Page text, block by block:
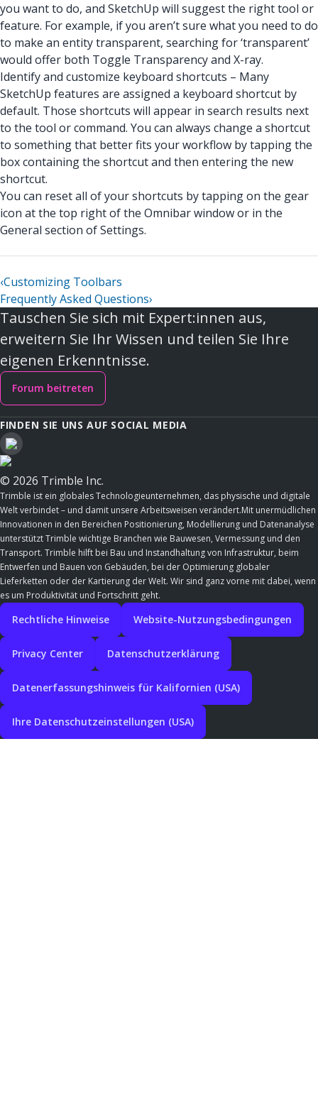
you want to do, and SketchUp will suggest the right tool or
feature. For example, if you aren’t sure what you need to do
to make an entity transparent, searching for ‘transparent’
would offer both Toggle Transparency and X-ray.
Identify and customize keyboard shortcuts – Many
SketchUp features are assigned a keyboard shortcut by
default. Those shortcuts will appear in search results next
to the tool or command. You can always change a shortcut
to something that better fits your workflow by tapping the
box containing the shortcut and then entering the new
shortcut.
You can reset all of your shortcuts by tapping on the gear
icon at the top right of the Omnibar window or in the
General section of Settings.
‹Customizing Toolbars
Frequently Asked Questions›
Tauschen Sie sich mit Expert:innen aus,
erweitern Sie Ihr Wissen und teilen Sie Ihre
eigenen Erkenntnisse.
Forum beitreten
FINDEN SIE UNS AUF SOCIAL MEDIA
© 2026 Trimble Inc.
Trimble ist ein globales Technologieunternehmen, das physische und digitale
Welt verbindet – und damit unsere Arbeitsweisen verändert.Mit unermüdlichen
Innovationen in den Bereichen Positionierung, Modellierung und Datenanalyse
unterstützt Trimble wichtige Branchen wie Bauwesen, Vermessung und den
Transport. Trimble hilft bei Bau und Instandhaltung von Infrastruktur, beim
Entwerfen und Bauen von Gebäuden, bei der Optimierung globaler
Lieferketten oder der Kartierung der Welt. Wir sind ganz vorne mit dabei, wenn
es um Produktivität und Fortschritt geht.
Rechtliche Hinweise Website-Nutzungsbedingungen
Privacy Center Datenschutzerklärung
Datenerfassungshinweis für Kalifornien (USA)
Ihre Datenschutzeinstellungen (USA)